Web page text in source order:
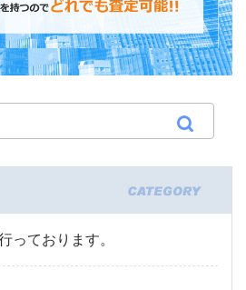
っております。